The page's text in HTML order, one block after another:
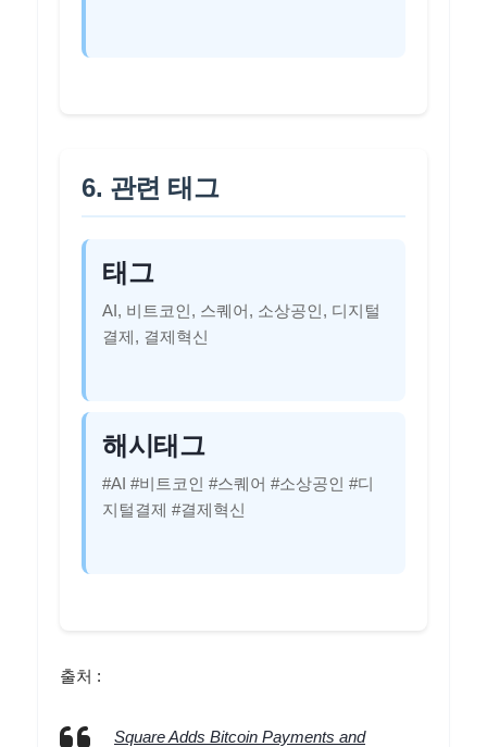
6. 관련 태그
태그
AI, 비트코인, 스퀘어, 소상공인, 디지털
결제, 결제혁신
해시태그
#AI #비트코인 #스퀘어 #소상공인 #디
지털결제 #결제혁신
출처 :
Square Adds Bitcoin Payments and